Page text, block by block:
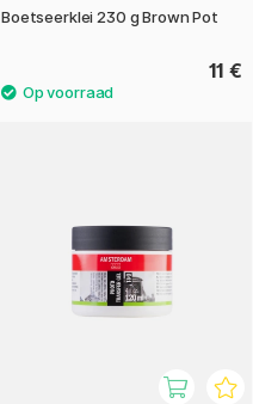
Boetseerklei 230 g Brown Pot
11 €